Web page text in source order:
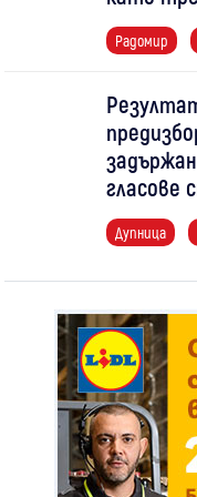
Радомир
гласове
Дупница